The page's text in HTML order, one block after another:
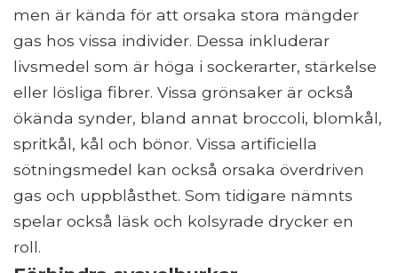
men är kända för att orsaka stora mängder
gas hos vissa individer. Dessa inkluderar
livsmedel som är höga i sockerarter, stärkelse
eller lösliga fibrer. Vissa grönsaker är också
ökända synder, bland annat broccoli, blomkål,
spritkål, kål och bönor. Vissa artificiella
sötningsmedel kan också orsaka överdriven
gas och uppblåsthet. Som tidigare nämnts
spelar också läsk och kolsyrade drycker en
roll.